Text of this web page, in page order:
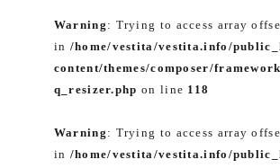
Warning : Trying to access array
in /home/vestita/vestita.info/
content/themes/composer/
q_resizer.php on line 118
Warning : Trying to access array
in /home/vestita/vestita.info/